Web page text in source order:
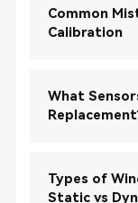
Common
Calibration
What
Types of
Static vs